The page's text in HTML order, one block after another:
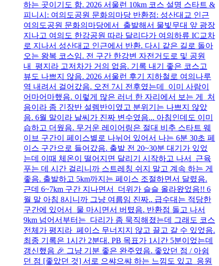
하는 곳이기도 함. 2026 서울런 10km 코스 설명 스타트 &
피니시: 여의도공원 문화의마당 반환점: 성산대교 인근
여의도공원 문화의마당에서 출발해서 물빛무대 앞 광장
지나고 여의도 한강공원 따라 달리다가 여의하류 IC교차
로 지나서 성산대교 인근에서 반환. 다시 같은 길로 돌아
오는 왕복 코스임. 전 구간 한강변 자전거도로 및 공원
내 평지라 고저차가 거의 없음. 기록 내기 좋은 코스고
뷰도 나쁘지 않음. 2026 서울런 후기 지하철로 여의나루
역 내려서 걸어갔음. 오전 7시 전후였는데 이미 사람이
어마어마했음. 이렇게 많은 러너 한 자리에서 보는 게 처
음이라 좀 긴장반 설렘반이였고 분위기는 나쁘지 않았
음. 6월 말이라 날씨가 진짜 변수였음... 아침인데도 이미
습하고 더웠음. 무거운 레이어링은 절대 비추 스타트 웨
이브 구간이 페이스별로 나뉘어 있어서 나는 6분 30초 페
이스 구간으로 들어갔음. 출발 전 20~30분 대기가 있었
는데 이때 체온이 떨어지면 달리기 시작하고 나서 근육
푸는 데 시간 걸리니까 스트레칭 쉬지 말고 계속 하는 게
좋음. 출발하고 5km까지는 페이스 조절하면서 달렸음.
근데 6~7km 구간 지나면서 더위가 슬슬 올라왔었음!! 6
월 말 아침 8시니까 그냥 여름임 진짜.. 급수대는 적당한
구간에 있어서 물 마시면서 버텼음. 반환점 돌고 나서
9km 넘어서부터는 다리가 좀 묵직해졌는데 그래도 코스
전체가 평지라 페이스 무너지지 않고 끌고 갈 수 있었음.
최종 기록은 1시간 2분대. PB 목표가 1시간 5분이었는데
갱신했음 🎉 그냥 기분 좋은 완주였음. 좋았던 점 / 아쉼
던 점 [좋았던 것] 서로 으쌰으쌰 하는 느낌도 있고 응원